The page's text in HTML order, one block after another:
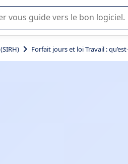
ou la sélection de logiciel
Forfait jours et loi Travail :